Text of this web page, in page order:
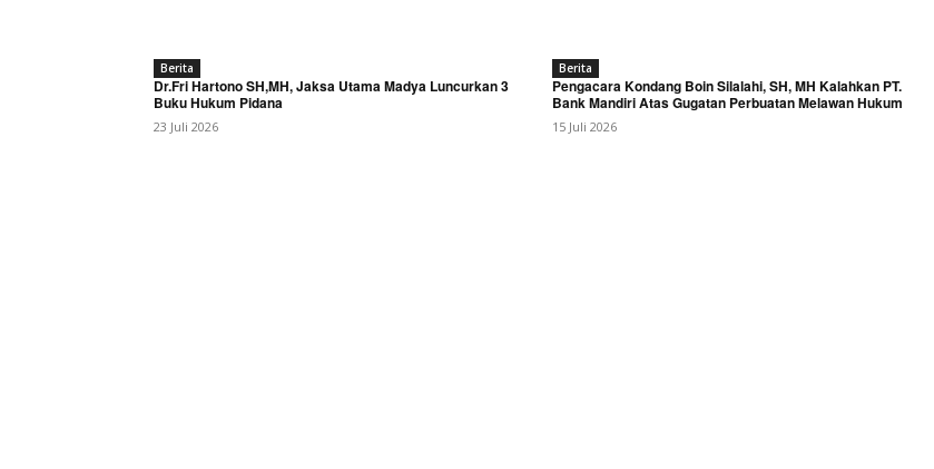
Berita
Dr.Fri Hartono SH,MH, Jaksa Utama Madya Luncurkan 3
Buku Hukum Pidana
23 Juli 2026
Berita
Pengacara Kondang Boin Silalahi, SH, MH Kalahkan PT.
Bank Mandiri Atas Gugatan Perbuatan Melawan Hukum
15 Juli 2026